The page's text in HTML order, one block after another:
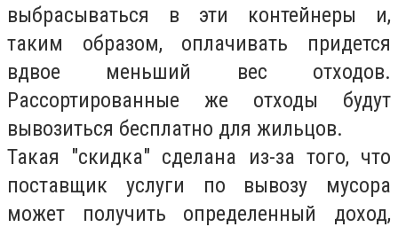
выбрасываться в эти контейнеры и,
таким образом, оплачивать придется
вдвое меньший вес отходов.
Рассортированные же отходы будут
вывозиться бесплатно для жильцов.
Такая "скидка" сделана из-за того, что
поставщик услуги по вывозу мусора
может получить определенный доход,